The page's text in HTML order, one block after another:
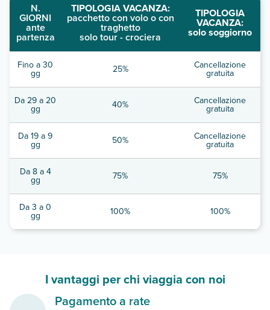
N.
GIORNI
ante
partenza
TIPOLOGIA VACANZA:
pacchetto con volo o con
traghetto
solo tour - crociera
TIPOLOGIA
VACANZA:
solo soggiorno
Fino a 30
gg 25% Cancellazione
gratuita
Da 29 a 20
gg 40% Cancellazione
gratuita
Da 19 a 9
gg 50% Cancellazione
gratuita
Da 8 a 4
gg 75% 75%
Da 3 a 0
gg 100% 100%
I vantaggi per chi viaggia con noi
Pagamento a rate